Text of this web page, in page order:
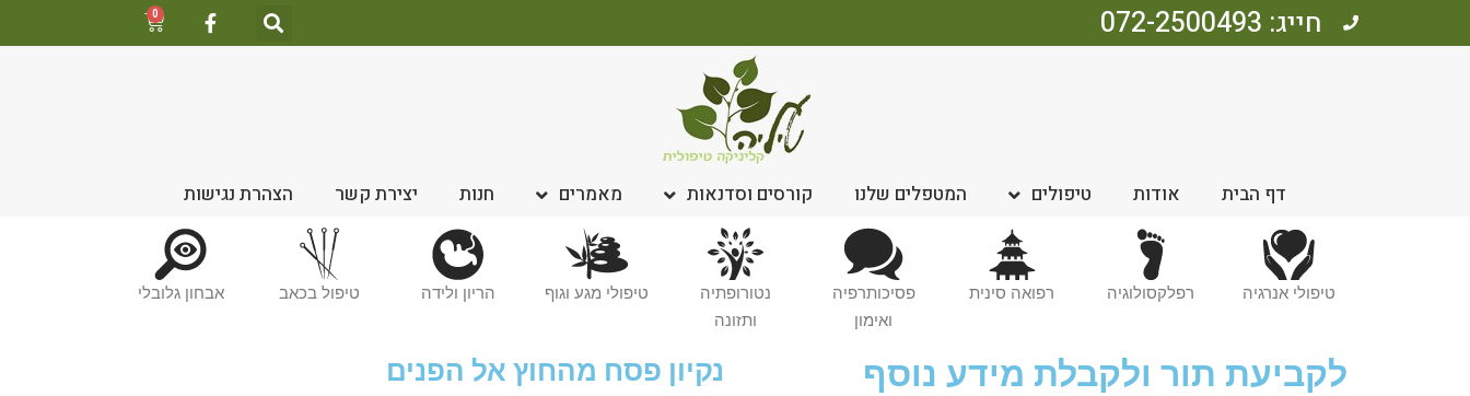
חייג: 072-2500493 0
דף הבית אודות טיפולים המטפלים שלנו קורסים וסדנאות מאמרים חנות יצירת קשר הצהרת נגישות
טיפולי אנרגיה רפלקסולוגיה רפואה סינית
פסיכותרפיה
ואימון
נטורופתיה
ותזונה
טיפולי מגע וגוף הריון ולידה טיפול בכאב אבחון גלובלי
לקביעת תור ולקבלת מידע נוסף נקיון פסח מהחוץ אל הפנים